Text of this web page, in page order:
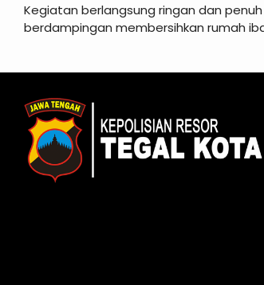
Kegiatan berlangsung ringan dan
berdampingan membersihkan rumah